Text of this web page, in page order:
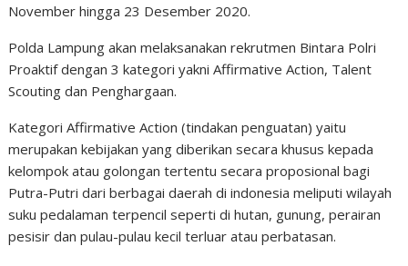
November hingga 23 Desember 2020.
Polda Lampung akan melaksanakan rekrutmen Bintara Polri
Proaktif dengan 3 kategori yakni Affirmative Action, Talent
Scouting dan Penghargaan.
Kategori Affirmative Action (tindakan penguatan) yaitu
merupakan kebijakan yang diberikan secara khusus kepada
kelompok atau golongan tertentu secara proposional bagi
Putra-Putri dari berbagai daerah di indonesia meliputi wilayah
suku pedalaman terpencil seperti di hutan, gunung, perairan
pesisir dan pulau-pulau kecil terluar atau perbatasan.